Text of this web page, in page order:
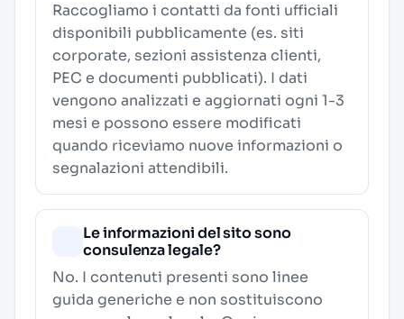
Raccogliamo i contatti da fonti ufficiali
disponibili pubblicamente (es. siti
corporate, sezioni assistenza clienti,
PEC e documenti pubblicati). I dati
vengono analizzati e aggiornati ogni 1-3
mesi e possono essere modificati
quando riceviamo nuove informazioni o
segnalazioni attendibili.
Le informazioni del sito sono
consulenza legale?
No. I contenuti presenti sono linee
guida generiche e non sostituiscono